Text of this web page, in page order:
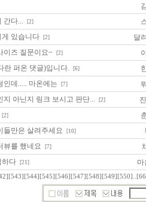
다... [2]
있습니다 [2] 달
이즈 질문이요~ [2]
란 퍼온 댓글)입니다. [6]
인데..... 마온에는 [7]
아닌지 링크 보시고 판단... [2]
[2]
들만은 살려주세요 [10]
뷰를 했네요 [7]
하다 [21] 마
[543] [544] [545] [546] [547] [548] [549] [550]